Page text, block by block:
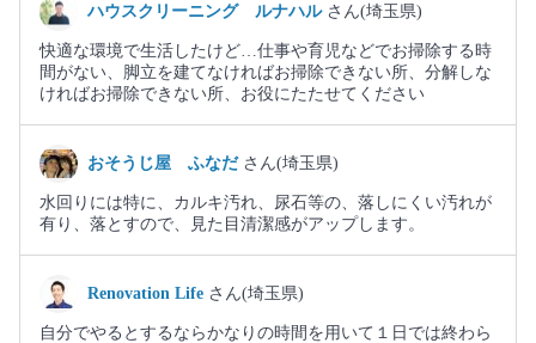
ハウスクリーニング ルナハル さん(埼玉県)
快適な環境で生活したけど…仕事や育児などでお掃除する時
間がない、脚立を建てなければお掃除できない所、分解しな
ければお掃除できない所、お役にたたせてください
おそうじ屋 ふなだ さん(埼玉県)
水回りには特に、カルキ汚れ、尿石等の、落しにくい汚れが
有り、落とすので、見た目清潔感がアップします。
Renovation Life さん(埼玉県)
自分でやるとするならかなりの時間を用いて１日では終わら